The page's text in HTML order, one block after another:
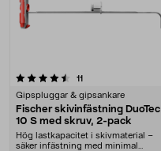
11
Gipspluggar & gipsankare
Fischer skivinfästning DuoTec
10 S med skruv, 2-pack
Hög lastkapacitet i skivmaterial –
säker infästning med minimal
4.5 av 5 stjärnor